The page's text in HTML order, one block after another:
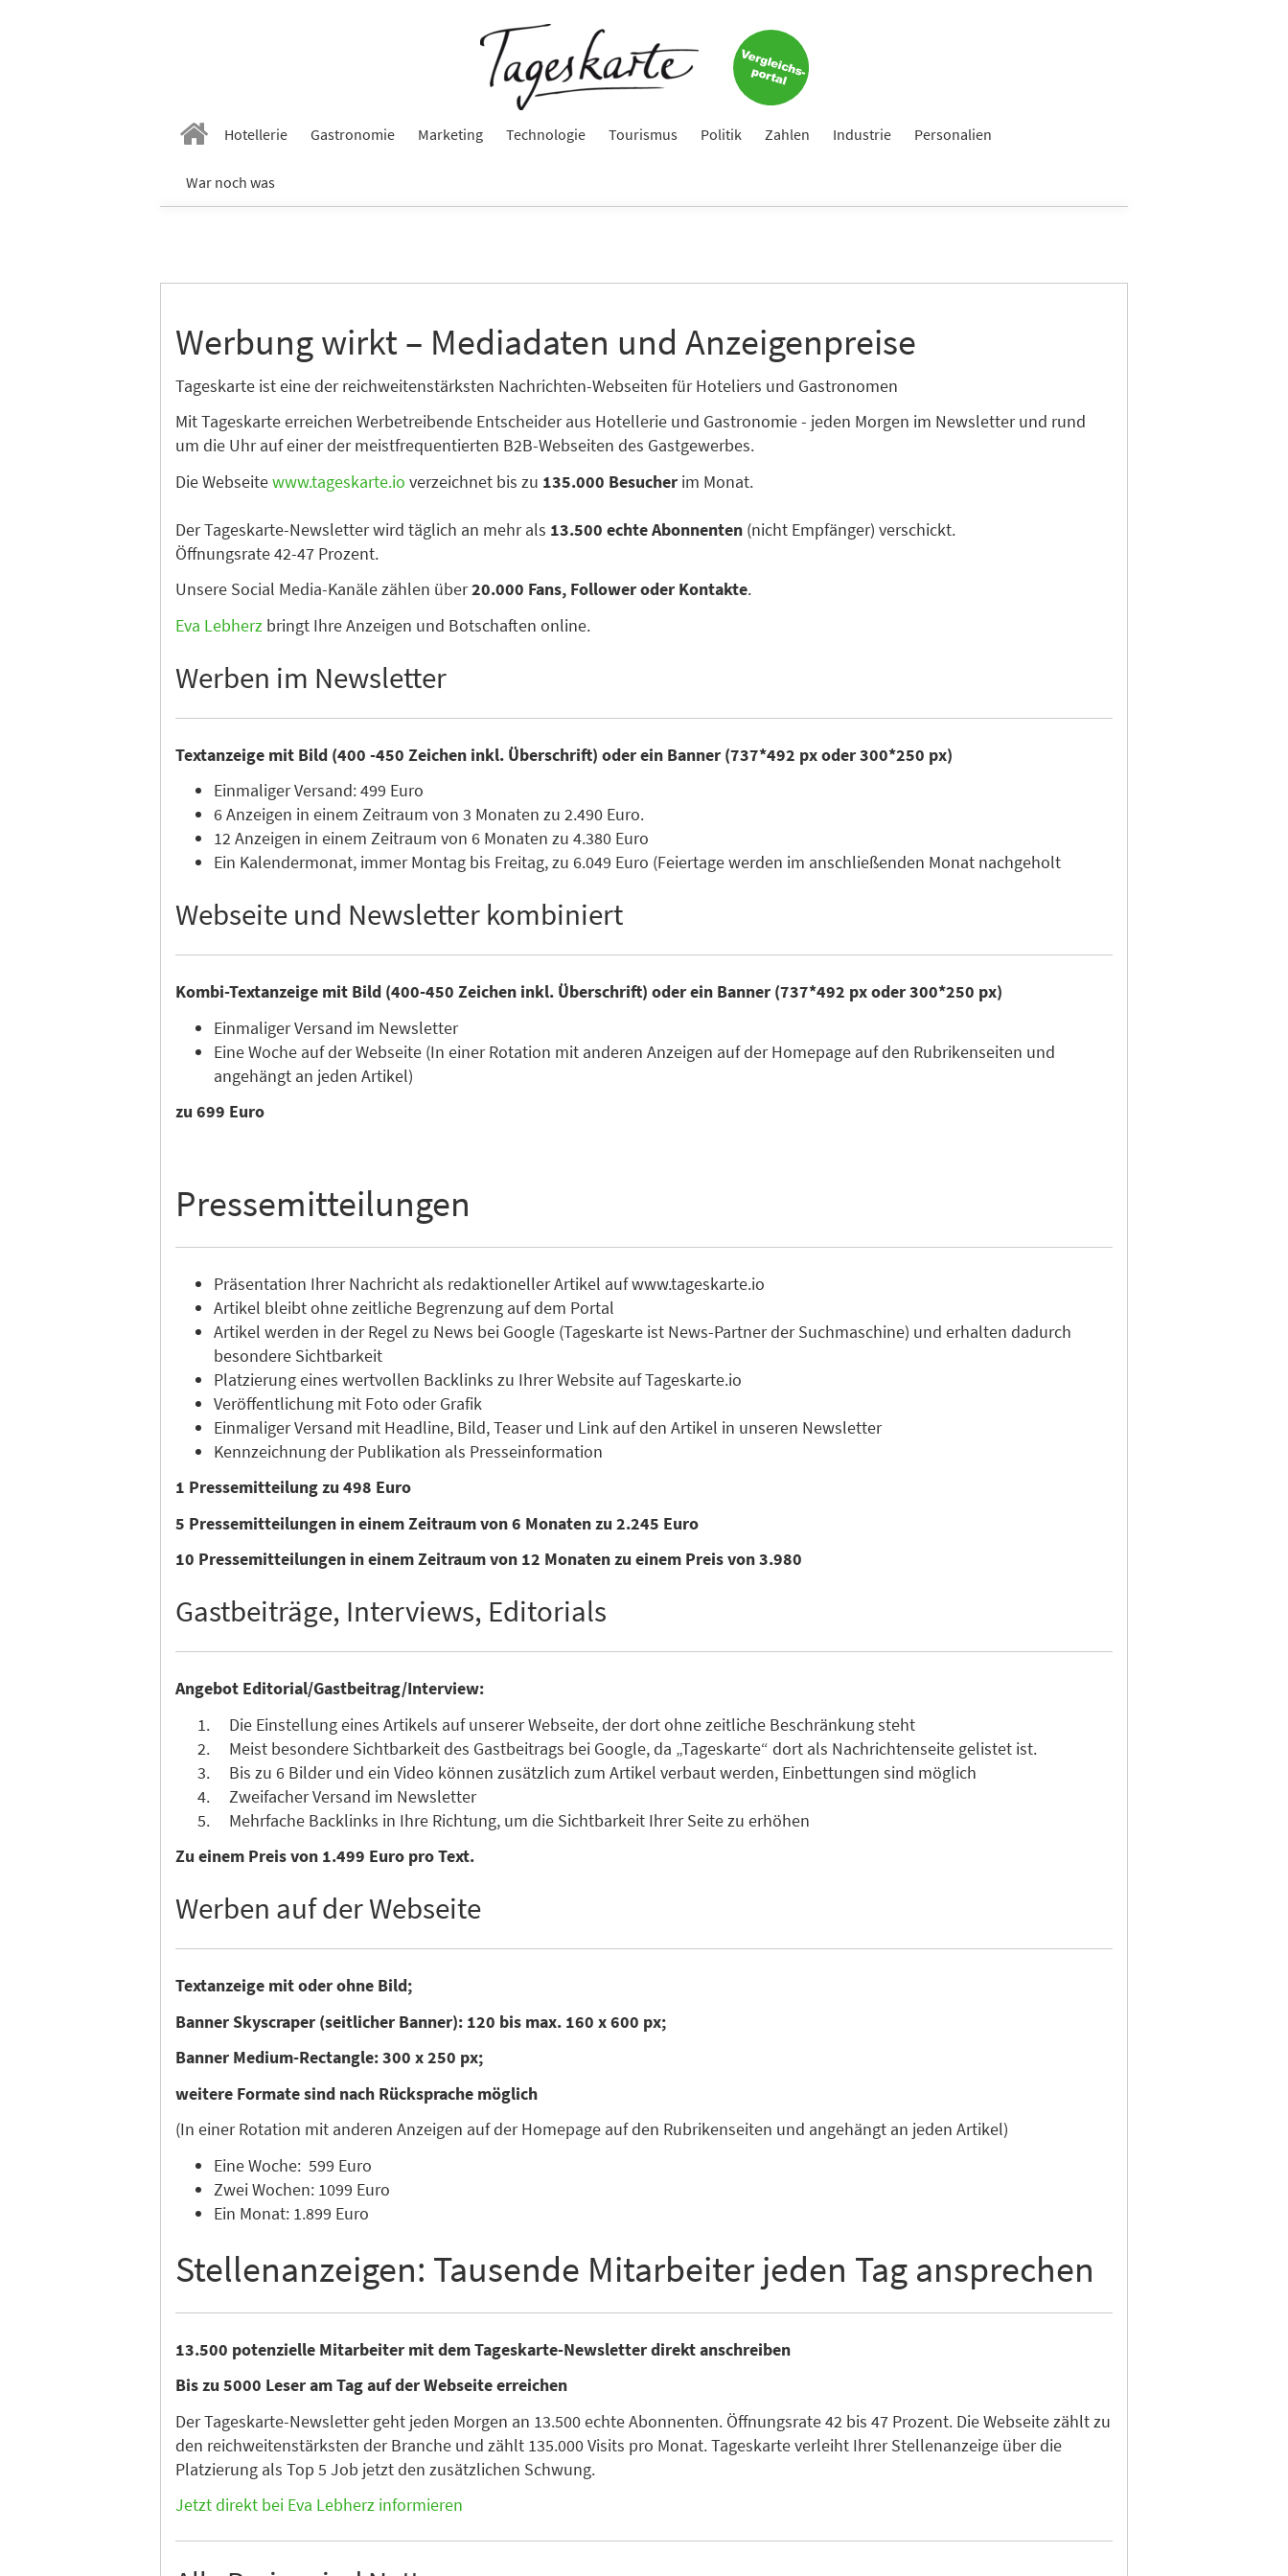
Hotellerie Gastronomie Marketing Technologie Tourismus Politik Zahlen Industrie Personalien
War noch was
Werbung wirkt – Mediadaten und Anzeigenpreise
Tageskarte ist eine der reichweitenstärksten Nachrichten-Webseiten für Hoteliers und Gastronomen
Mit Tageskarte erreichen Werbetreibende Entscheider aus Hotellerie und Gastronomie - jeden Morgen im Newsletter und rund
um die Uhr auf einer der meistfrequentierten B2B-Webseiten des Gastgewerbes.
Die Webseitewww.tageskarte.io verzeichnet bis zu 135.000 Besucher im Monat.
Der Tageskarte-Newsletter wird täglich an mehr als 13.500 echte Abonnenten (nicht Empfänger) verschickt.
Öffnungsrate 42-47 Prozent.
Unsere Social Media-Kanäle zählen über20.000 Fans, Follower oder Kontakte.
Eva Lebherz bringt Ihre Anzeigen und Botschaften online.
Werben im Newsletter
Textanzeige mit Bild (400 -450 Zeichen inkl. Überschrift) oder ein Banner (737*492 px oder 300*250 px)
Einmaliger Versand: 499 Euro
6 Anzeigen in einem Zeitraum von 3 Monaten zu 2.490 Euro.
12 Anzeigen in einem Zeitraum von 6 Monaten zu 4.380 Euro
Ein Kalendermonat, immer Montag bis Freitag, zu 6.049 Euro (Feiertage werden im anschließenden Monat nachgeholt
Webseite und Newsletter kombiniert
Kombi-Textanzeige mit Bild (400-450 Zeichen inkl. Überschrift) oder ein Banner (737*492 px oder 300*250 px)
Einmaliger Versand im Newsletter
Eine Woche auf der Webseite (In einer Rotation mit anderen Anzeigen auf der Homepage auf den Rubrikenseiten und
angehängt an jeden Artikel)
zu 699 Euro
Pressemitteilungen
Präsentation Ihrer Nachricht als redaktioneller Artikel auf www.tageskarte.io
Artikel bleibt ohne zeitliche Begrenzung auf dem Portal
Artikel werden in der Regel zu News bei Google (Tageskarte ist News-Partner der Suchmaschine) und erhalten dadurch
besondere Sichtbarkeit
Platzierung eines wertvollen Backlinks zu Ihrer Website auf Tageskarte.io
Veröffentlichung mit Foto oder Grafik
Einmaliger Versand mit Headline, Bild, Teaser und Link auf den Artikel in unseren Newsletter
Kennzeichnung der Publikation als Presseinformation
1 Pressemitteilung zu 498 Euro
5 Pressemitteilungen in einem Zeitraum von 6 Monaten zu 2.245 Euro
10 Pressemitteilungen in einem Zeitraum von 12 Monaten zu einem Preis von 3.980
Gastbeiträge, Interviews, Editorials
Angebot Editorial/Gastbeitrag/Interview:
Die Einstellung eines Artikels auf unserer Webseite, der dort ohne zeitliche Beschränkung steht
Meist besondere Sichtbarkeit des Gastbeitrags bei Google, da „Tageskarte“ dort als Nachrichtenseite gelistet ist.
Bis zu 6 Bilder und ein Video können zusätzlich zum Artikel verbaut werden, Einbettungen sind möglich
Zweifacher Versand im Newsletter
Mehrfache Backlinks in Ihre Richtung, um die Sichtbarkeit Ihrer Seite zu erhöhen
Zu einem Preis von 1.499 Euro pro Text.
Werben auf der Webseite
Textanzeige mit oder ohne Bild;
Banner Skyscraper (seitlicher Banner): 120 bis max. 160 x 600 px;
Banner Medium-Rectangle: 300 x 250 px;
weitere Formate sind nach Rücksprache möglich
(In einer Rotation mit anderen Anzeigen auf der Homepage auf den Rubrikenseiten und angehängt an jeden Artikel)
Eine Woche: 599 Euro
Zwei Wochen: 1099 Euro
Ein Monat: 1.899 Euro
Stellenanzeigen: Tausende Mitarbeiter jeden Tag ansprechen
13.500 potenzielle Mitarbeiter mit dem Tageskarte-Newsletter direkt anschreiben
Bis zu 5000 Leser am Tag auf der Webseite erreichen
Der Tageskarte-Newsletter geht jeden Morgen an 13.500 echte Abonnenten. Öffnungsrate 42 bis 47 Prozent. Die Webseite zählt zu
den reichweitenstärksten der Branche und zählt 135.000 Visits pro Monat. Tageskarte verleiht Ihrer Stellenanzeige über die
Platzierung als Top 5 Job jetzt den zusätzlichen Schwung.
Jetzt direkt bei Eva Lebherz informieren